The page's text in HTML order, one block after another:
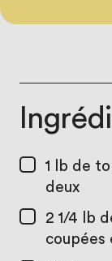
1 lb de
deux
2 1/4 lb
coupées